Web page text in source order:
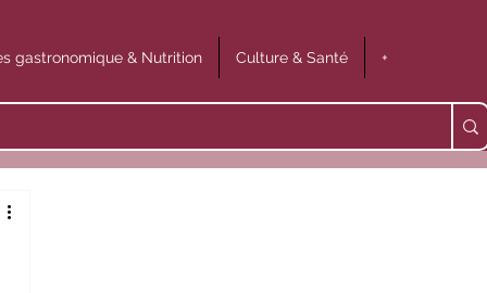
gastronomique & Nutrition Culture & Santé +